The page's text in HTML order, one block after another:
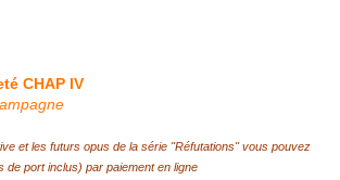
CHAP IV
et les futurs opus de la série "Réfutations" vous pouvez
de port inclus) par paiement en ligne